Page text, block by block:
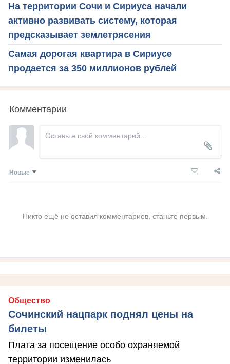
На территории Сочи и Сириуса начали
активно развивать систему, которая
предсказывает землетрясения
Самая дорогая квартира в Сириусе
продается за 350 миллионов рублей
Комментарии
Новые
Никто ещё не оставил комментариев, станьте первым.
Общество
Сочинский нацпарк поднял цены на
билеты
Плата за посещение особо охраняемой
территории изменилась